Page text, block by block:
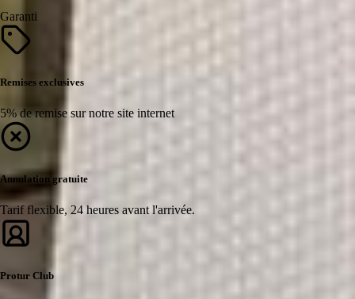
Garanti
Remises exclusives
5% de remise sur notre site internet
Annulation gratuite
Tarif flexible, 24 heures avant l'arrivée.
Protur Club